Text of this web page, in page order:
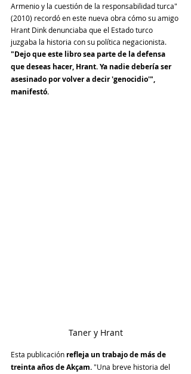
Armenio y la cuestión de la responsabilidad turca"
(2010) recordó en este nueva obra cómo su amigo
Hrant Dink denunciaba que el Estado turco
juzgaba la historia con su política negacionista.
"Dejo que este libro sea parte de la defensa
que deseas hacer, Hrant. Ya nadie debería ser
asesinado por volver a decir 'genocidio'",
manifestó.
Taner y Hrant
Esta publicación refleja un trabajo de más de
treinta años de Akçam. "Una breve historia del